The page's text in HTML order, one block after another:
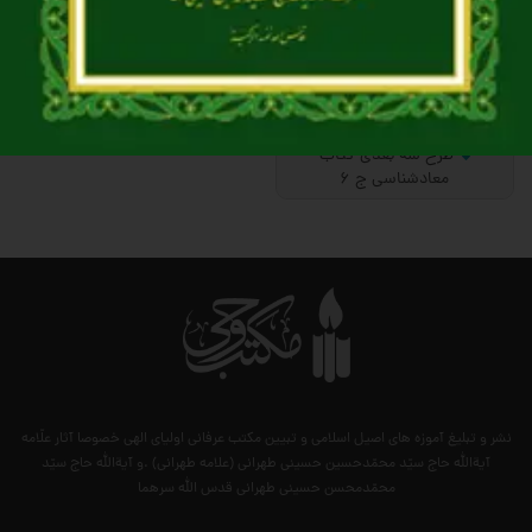
طرح سه بعدی کتاب
معادشناسی ج 6
نشر و تبلیغ آموزه های اصیل اسلامی و تبیین مکتب عرفانی اولیای الهی خصوصا آثار علّامه
آیةالله حاج سیّد محمّدحسین حسینی طهرانی (علامه طهرانی) .و آیةالله حاج سیّد
محمّدمحسن حسینی طهرانی قدس الله سرهما